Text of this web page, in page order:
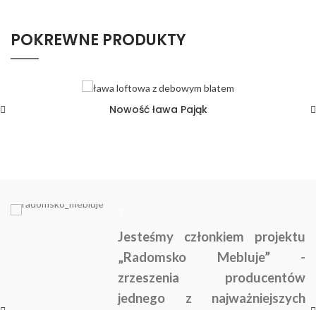
POKREWNE PRODUKTY
Nowość ława Pająk
Jesteśmy członkiem projektu
„Radomsko Mebluje” -
zrzeszenia producentów
jednego z najważniejszych